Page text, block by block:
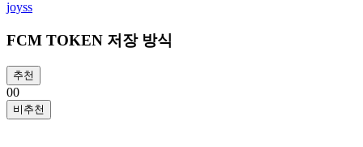
joyss
FCM TOKEN 저장 방식
추천
00
비추천